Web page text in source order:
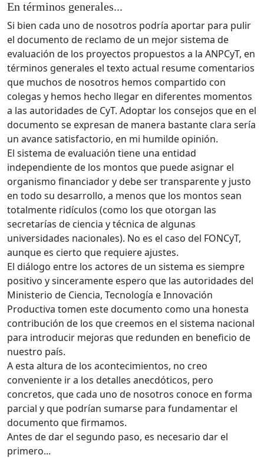
En términos generales...
Si bien cada uno de nosotros podría aportar para pulir
el documento de reclamo de un mejor sistema de
evaluación de los proyectos propuestos a la ANPCyT, en
términos generales el texto actual resume comentarios
que muchos de nosotros hemos compartido con
colegas y hemos hecho llegar en diferentes momentos
a las autoridades de CyT. Adoptar los consejos que en el
documento se expresan de manera bastante clara sería
un avance satisfactorio, en mi humilde opinión.
El sistema de evaluación tiene una entidad
independiente de los montos que puede asignar el
organismo financiador y debe ser transparente y justo
en todo su desarrollo, a menos que los montos sean
totalmente ridículos (como los que otorgan las
secretarías de ciencia y técnica de algunas
universidades nacionales). No es el caso del FONCyT,
aunque es cierto que requiere ajustes.
El diálogo entre los actores de un sistema es siempre
positivo y sinceramente espero que las autoridades del
Ministerio de Ciencia, Tecnología e Innovación
Productiva tomen este documento como una honesta
contribución de los que creemos en el sistema nacional
para introducir mejoras que redunden en beneficio de
nuestro país.
A esta altura de los acontecimientos, no creo
conveniente ir a los detalles anecdóticos, pero
concretos, que cada uno de nosotros conoce en forma
parcial y que podrían sumarse para fundamentar el
documento que firmamos.
Antes de dar el segundo paso, es necesario dar el
primero...